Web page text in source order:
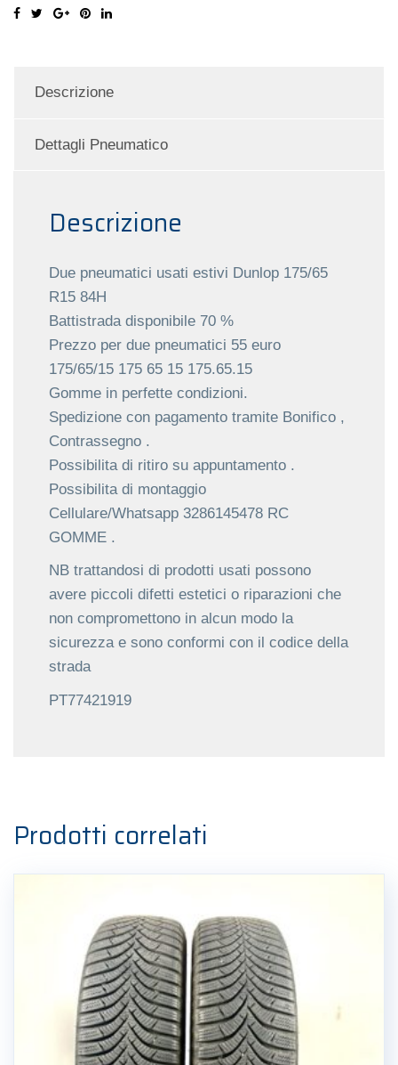
Descrizione
Dettagli Pneumatico
Descrizione
Due pneumatici usati estivi Dunlop 175/65
R15 84H
Battistrada disponibile 70 %
Prezzo per due pneumatici 55 euro
175/65/15 175 65 15 175.65.15
Gomme in perfette condizioni.
Spedizione con pagamento tramite Bonifico ,
Contrassegno .
Possibilita di ritiro su appuntamento .
Possibilita di montaggio
Cellulare/Whatsapp 3286145478 RC
GOMME .
NB trattandosi di prodotti usati possono
avere piccoli difetti estetici o riparazioni che
non compromettono in alcun modo la
sicurezza e sono conformi con il codice della
strada
PT77421919
Prodotti correlati